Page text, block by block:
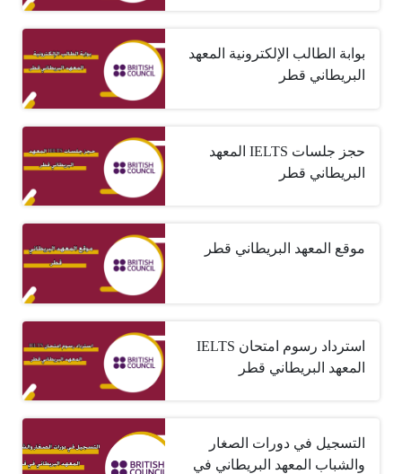
بوابة الطالب الإلكترونية المعهد
البريطاني قطر
حجز جلسات IELTS المعهد
البريطاني قطر
موقع المعهد البريطاني قطر
استرداد رسوم امتحان IELTS
المعهد البريطاني قطر
التسجيل في دورات الصغار
والشباب المعهد البريطاني في